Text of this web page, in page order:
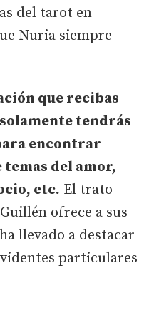
del tarot en
Nuria siempre
que recibas
tendrás
encontrar
del amor,
etc. El trato
ofrece a sus
llevado a destacar
particulares